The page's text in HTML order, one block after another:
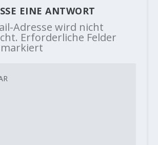
EINE ANTWORT
Adresse wird nicht
Erforderliche Felder
markiert